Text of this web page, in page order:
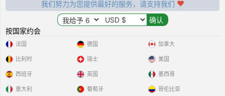
我们努力为您提供最好的服务，请支持我们
按国家约会
法国
比利时
西班牙
意大利
德国
瑞士
英国
葡萄牙
加拿大
美国
墨西哥
哥伦比亚